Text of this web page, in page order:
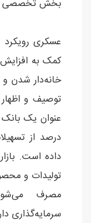
بخش تخصصی
عسکری
کمک به
خانه‌دار شدن
توصیف و
درصد از
داده است.
تولیدات و
مصرف
سرمایه‌گذاری